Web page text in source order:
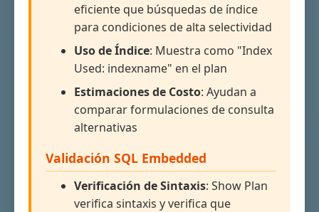
eficiente que búsquedas de índice
para condiciones de alta selectividad
Uso de Índice: Muestra como "Index
Used: indexname" en el plan
Estimaciones de Costo: Ayudan a
comparar formulaciones de consulta
alternativas
Validación SQL Embedded
Verificación de Sintaxis: Show Plan
verifica sintaxis y verifica que